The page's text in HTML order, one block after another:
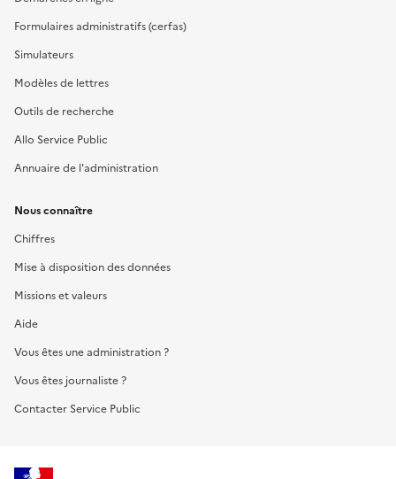
Formulaires administratifs (cerfas)
Simulateurs
Modèles de lettres
Outils de recherche
Allo Service Public
Annuaire de l'administration
Nous connaître
Chiffres
Mise à disposition des données
Missions et valeurs
Aide
Vous êtes une administration ?
Vous êtes journaliste ?
Contacter Service Public